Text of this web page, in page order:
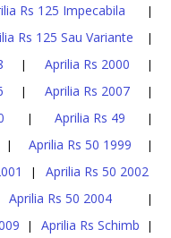
Rs 125 Impecabila |
Rs 125 Sau Variante |
| Aprilia Rs 2000 |
| Aprilia Rs 2007 |
| Aprilia Rs 49 |
| Aprilia Rs 50 1999 |
| Aprilia Rs 50 2002
Aprilia Rs 50 2004 |
| Aprilia Rs Schimb |